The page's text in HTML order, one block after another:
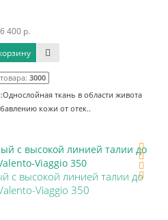
6 400 р.
3000
ткань в области живота
кожи от отек..
с высокой линией талии до
Viaggio 350